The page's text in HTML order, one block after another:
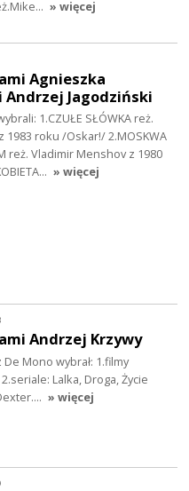
» więcej
Agnieszka
Andrzej Jagodziński
1.CZUŁE SŁÓWKA reż.
1983 roku /Oskar!/ 2.MOSKWA
reż. Vladimir Menshov z 1980
» więcej
Andrzej Krzywy
Mono wybrał: 1.filmy
Lalka, Droga, Życie
» więcej